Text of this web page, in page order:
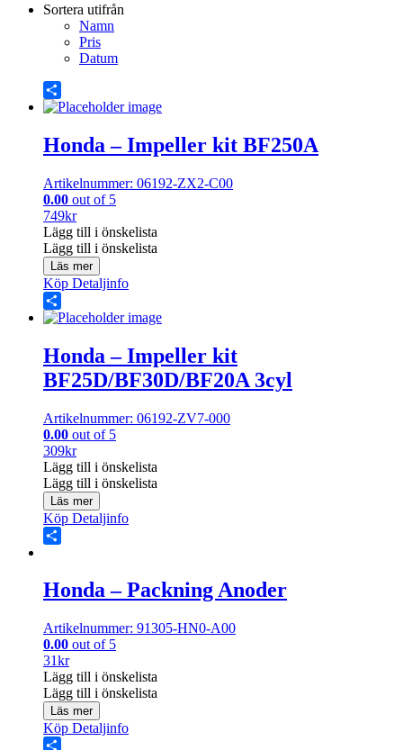
Sortera utifrån
Namn
Pris
Datum
Share
Honda – Impeller kit BF250A
Artikelnummer: 06192-ZX2-C00
0.00 out of 5
749kr
Lägg till i önskelista
Lägg till i önskelista
Läs mer
Köp Detaljinfo
Share
Honda – Impeller kit
BF25D/BF30D/BF20A 3cyl
Artikelnummer: 06192-ZV7-000
0.00 out of 5
309kr
Lägg till i önskelista
Lägg till i önskelista
Läs mer
Köp Detaljinfo
Honda – Packning Anoder
Artikelnummer: 91305-HN0-A00
0.00 out of 5
31kr
Lägg till i önskelista
Lägg till i önskelista
Läs mer
Köp Detaljinfo